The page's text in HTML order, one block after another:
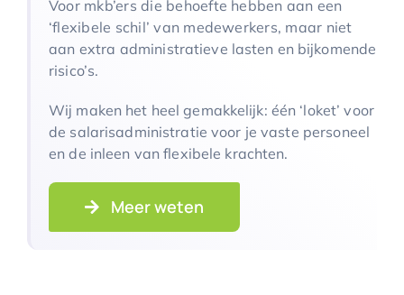
Voor mkb’ers die behoefte hebben aan een
‘flexibele schil’ van medewerkers, maar niet
aan extra administratieve lasten en bijkomende
risico’s.
Wij maken het heel gemakkelijk: één ‘loket’ voor
de salarisadministratie voor je vaste personeel
en de inleen van flexibele krachten.
Meer weten